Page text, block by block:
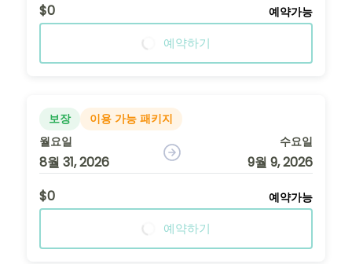
$0 예약가능
예약하기
보장
이용 가능 패키지
월요일
8월 31, 2026
수요일
9월 9, 2026
$0
예약가능
예약하기